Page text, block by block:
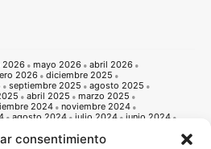
consentimiento
2026 mayo 2026
abril 2026
2026
diciembre 2025
septiembre 2025
agosto 2025
abril 2025
marzo 2025
2024
noviembre 2024
agosto 2024 julio 2024
junio 2024
octubre 2023
septiembre 2023